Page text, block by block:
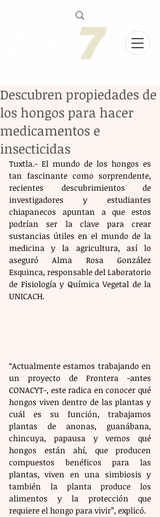
Descubren propiedades de
los hongos para hacer
medicamentos e
insecticidas
Tuxtla.- El mundo de los hongos es
tan fascinante como sorprendente,
recientes descubrimientos de
investigadores y estudiantes
chiapanecos apuntan a que estos
podrían ser la clave para crear
sustancias útiles en el mundo de la
medicina y la agricultura, así lo
aseguró Alma Rosa González
Esquinca, responsable del Laboratorio
de Fisiología y Química Vegetal de la
UNICACH.
“Actualmente estamos trabajando en
un proyecto de Frontera -antes
CONACYT-, este radica en conocer qué
hongos viven dentro de las plantas y
cuál es su función, trabajamos
plantas de anonas, guanábana,
chincuya, papausa y vemos qué
hongos están ahí, que producen
compuestos benéficos para las
plantas, viven en una simbiosis y
también la planta produce los
alimentos y la protección que
requiere el hongo para vivir”, explicó.